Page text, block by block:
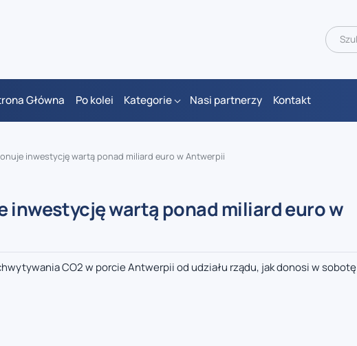
Główna Po kolei Kategorie Nasi partnerzy Kontakt
inwestycję wartą ponad miliard euro w Antwerpii
inwestycję wartą ponad miliard euro w
CO2 w porcie Antwerpii od udziału rządu, jak donosi w sobotę